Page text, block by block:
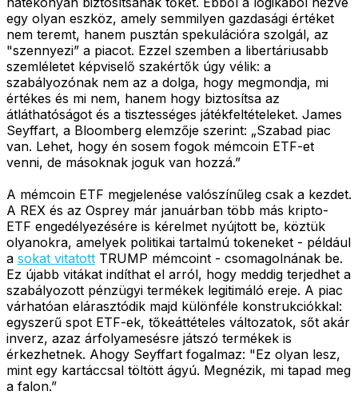
egy olyan eszköz, amely semmilyen gazdasági értéket
nem teremt, hanem pusztán spekulációra szolgál, az
"szennyezi” a piacot. Ezzel szemben a libertáriusabb
szemléletet képviselő szakértők úgy vélik: a
szabályozónak nem az a dolga, hogy megmondja, mi
értékes és mi nem, hanem hogy biztosítsa az
átláthatóságot és a tisztességes játékfeltételeket. James
Seyffart, a Bloomberg elemzője szerint: „Szabad piac
van. Lehet, hogy én sosem fogok mémcoin ETF-et
venni, de másoknak joguk van hozzá.”
A mémcoin ETF megjelenése valószínűleg csak a kezdet.
A REX és az Osprey már januárban több más kripto-
ETF engedélyezésére is kérelmet nyújtott be, köztük
olyanokra, amelyek politikai tartalmú tokeneket - például
a sokat vitatott TRUMP mémcoint - csomagolnának be.
Ez újabb vitákat indíthat el arról, hogy meddig terjedhet a
szabályozott pénzügyi termékek legitimáló ereje. A piac
várhatóan elárasztódik majd különféle konstrukciókkal:
egyszerű spot ETF-ek, tőkeáttételes változatok, sőt akár
inverz, azaz árfolyamesésre játszó termékek is
érkezhetnek. Ahogy Seyffart fogalmaz: "Ez olyan lesz,
mint egy kartáccsal töltött ágyú. Megnézik, mi tapad meg
a falon.”